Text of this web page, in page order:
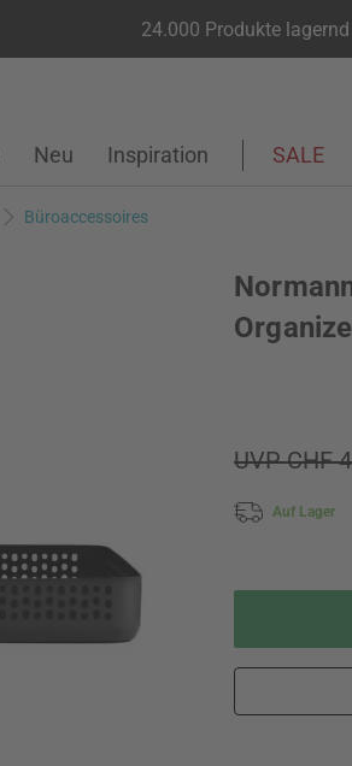
24.000 Produkte lagernd
Neu Inspiration SALE
Büroaccessoires
UVP CHF
Auf Lager